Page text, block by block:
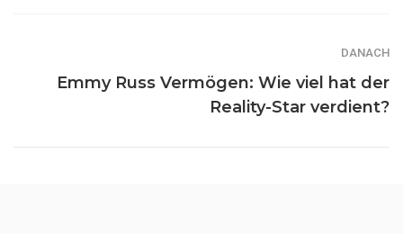
DANACH
Emmy Russ Vermögen: Wie viel hat der
Reality-Star verdient?